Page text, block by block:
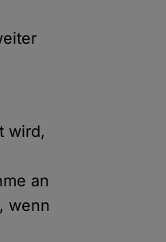
wird,
an
wenn